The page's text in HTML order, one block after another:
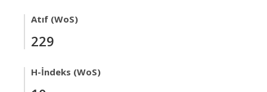
Atıf (WoS)
229
H-İndeks (WoS)